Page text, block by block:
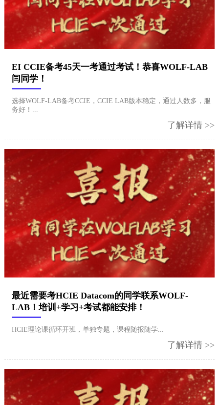
EI CCIE备考45天一考通过考试！恭喜WOLF-LAB
闫同学！
选择WOLF-LAB备考CCIE，CCIE LAB版本稳定，通过人数多，服
务好！...
了解详情 >>
最近需要考HCIE Datacom的同学联系WOLF-
LAB！培训+学习+考试都能安排！
HCIE理论课循环开班，单独专题，课程随报随学...
了解详情 >>